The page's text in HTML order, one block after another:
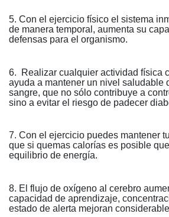
5. Con el ejercicio físico el sistema
de manera temporal, aumenta su
defensas para el organismo.
6. Realizar cualquier actividad física
ayuda a mantener un nivel saludable
sangre, que no sólo contribuye a
sino a evitar el riesgo de padecer
7. Con el ejercicio puedes mantener
que si quemas calorías es posible
equilibrio de energía.
8. El flujo de oxígeno al cerebro
capacidad de aprendizaje,
estado de alerta mejoran